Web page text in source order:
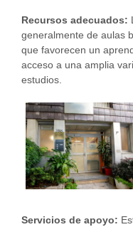
Recursos adecuados:
generalmente de aulas
que favorecen un
acceso a una amplia
estudios.
Servicios de apoyo: